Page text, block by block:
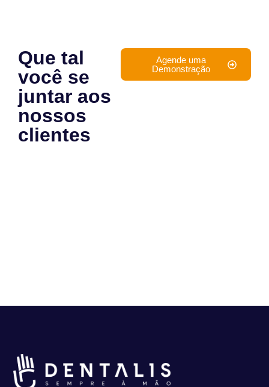
Que tal
você se
juntar aos
nossos
clientes
Agende uma
Demonstração